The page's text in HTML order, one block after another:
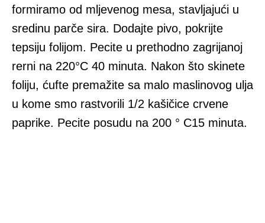
formiramo od mljevenog mesa, stavljajući u
sredinu parče sira. Dodajte pivo, pokrijte
tepsiju folijom. Pecite u prethodno zagrijanoj
rerni na 220°C 40 minuta. Nakon što skinete
foliju, ćufte premažite sa malo maslinovog ulja
u kome smo rastvorili 1/2 kašičice crvene
paprike. Pecite posudu na 200 ° C15 minuta.